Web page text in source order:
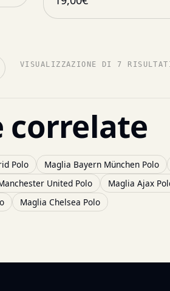
VISUALIZZAZIONE DI 7
correlate
Polo Maglia Bayern München Polo
United Polo Maglia Ajax
Maglia Chelsea Polo